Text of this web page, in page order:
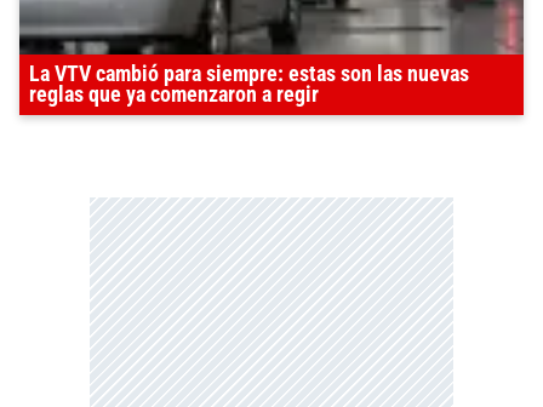
La VTV cambió para siempre: estas son las nuevas
reglas que ya comenzaron a regir